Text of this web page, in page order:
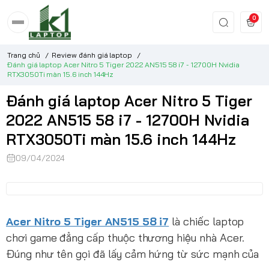
0
Trang chủ / Review đánh giá laptop
/
Đánh giá laptop Acer Nitro 5 Tiger 2022 AN515 58 i7 - 12700H Nvidia
RTX3050Ti màn 15.6 inch 144Hz
Đánh giá laptop Acer Nitro 5 Tiger
2022 AN515 58 i7 - 12700H Nvidia
RTX3050Ti màn 15.6 inch 144Hz
09/04/2024
Acer Nitro 5 Tiger AN515 58 i7 là chiếc laptop
chơi game đẳng cấp thuộc thương hiệu nhà Acer.
Đúng như tên gọi đã lấy cảm hứng từ sức mạnh của